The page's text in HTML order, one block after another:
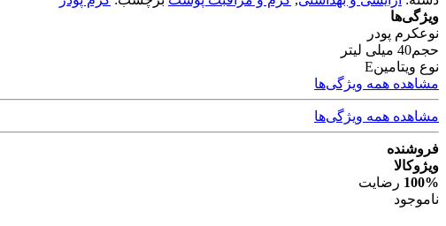
ویژگی‌ها
نوعکرم پودر
حجم40 میلی لیتر
نوع ویتامینE
مشاهده همه ویژگی‌ها
مشاهده همه ویژگی‌ها
فروشنده
ویژوکالا
100% رضایت
ناموجود